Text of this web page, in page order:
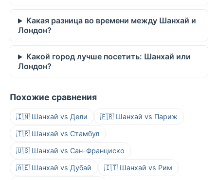
Какая разница во времени между Шанхай и
Лондон?
Какой город лучше посетить: Шанхай или
Лондон?
Похожие сравнения
🇮🇳 Шанхай vs Дели 🇫🇷 Шанхай vs Париж
🇹🇷 Шанхай vs Стамбул
🇺🇸 Шанхай vs Сан-Франциско
🇦🇪 Шанхай vs Дубай 🇮🇹 Шанхай vs Рим